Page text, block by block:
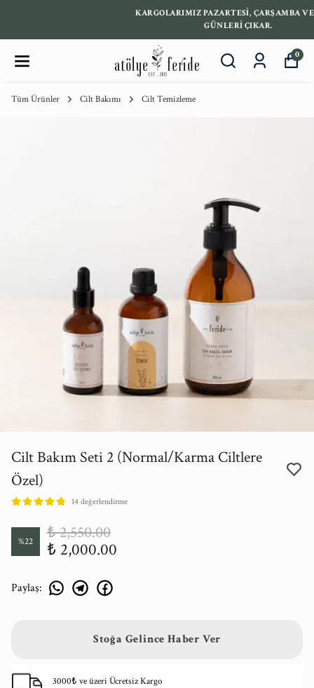
KARGOLARIMIZ PAZARTESİ, ÇARŞAMBA VE CUMA
0
Tüm Ürünler Cilt Bakımı Cilt Temizleme
Cilt Bakım Seti 2 (Normal/Karma Ciltlere
Özel)
14 değerlendirme
%22 ₺ 2,550.00
₺ 2,000.00
Paylaş:
Stoğa Gelince Haber Ver
3000₺ ve üzeri Ücretsiz Kargo